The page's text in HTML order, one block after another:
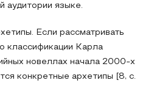
аудитории языке.
Если рассматривать
классификации Карла
новеллах начала 2000-х
конкретные архетипы [8, с.